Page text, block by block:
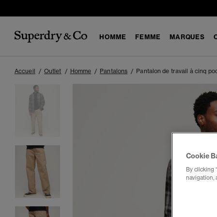
HOMME FEMME MARQUES
Accueil Outlet Homme Pantalons Pantalon de travail à cinq
Cookie
By clicking
navigation,